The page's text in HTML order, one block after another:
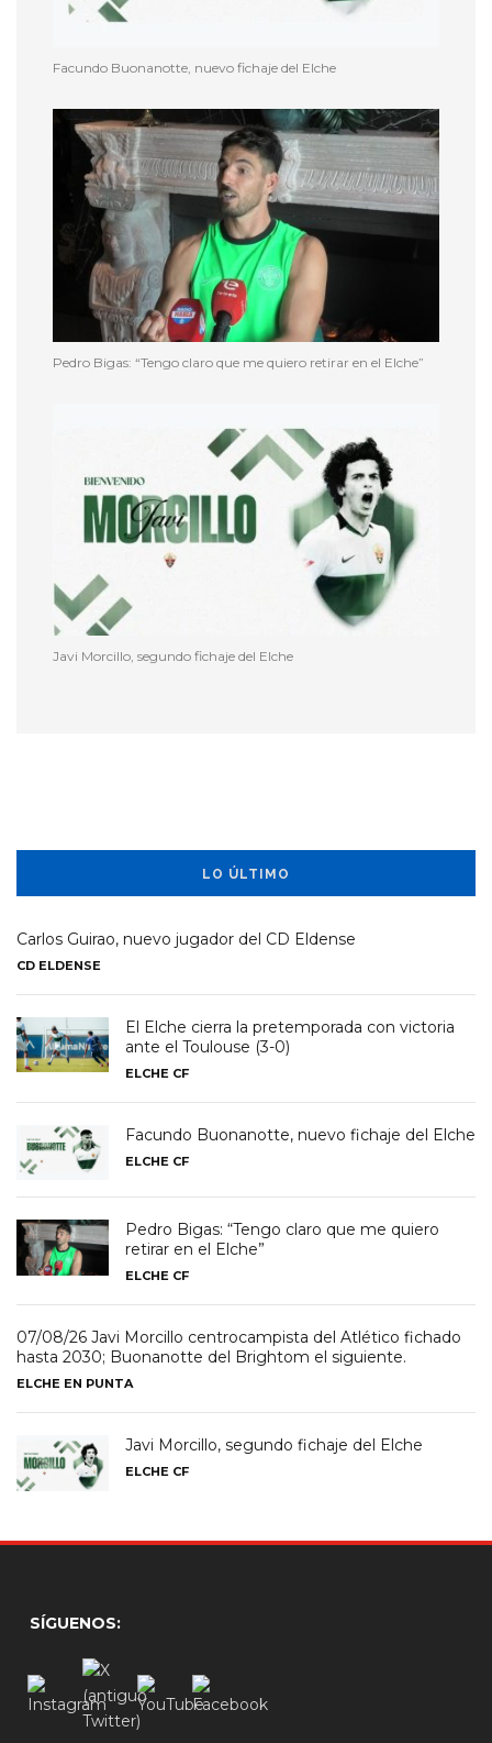
Facundo Buonanotte, nuevo fichaje del Elche
Pedro Bigas: “Tengo claro que me quiero retirar en el Elche”
Javi Morcillo, segundo fichaje del Elche
LO ÚLTIMO
Carlos Guirao, nuevo jugador del CD Eldense
CD ELDENSE
El Elche cierra la pretemporada con victoria
ante el Toulouse (3-0)
ELCHE CF
Facundo Buonanotte, nuevo fichaje del Elche
ELCHE CF
Pedro Bigas: “Tengo claro que me quiero
retirar en el Elche”
ELCHE CF
07/08/26 Javi Morcillo centrocampista del Atlético fichado
hasta 2030; Buonanotte del Brightom el siguiente.
ELCHE EN PUNTA
Javi Morcillo, segundo fichaje del Elche
ELCHE CF
SÍGUENOS: